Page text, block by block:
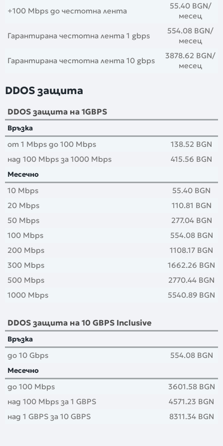
+100 Mbps до честотна лента
55.40 BGN/
месец
Гарантирана честотна лента 1 gbps
554.08 BGN/
месец
Гарантирана честотна лента 10 gbps
3878.62 BGN/
месец
DDOS защита
DDOS защита на 1GBPS
Връзка
от 1 Mbps до 100 Mbps
138.52 BGN
над 100 Mbps за 1000 Mbps
415.56 BGN
Месечно
10 Mbps
55.40 BGN
20 Mbps
110.81 BGN
50 Mbps
277.04 BGN
100 Mbps
554.08 BGN
200 Mbps
1108.17 BGN
300 Mbps
1662.26 BGN
500 Mbps
2770.44 BGN
1000 Mbps
5540.89 BGN
DDOS защита на 10 GBPS Inclusive
Връзка
до 10 Gbps 554.08 BGN
Месечно
до 100 Mbps
3601.58 BGN
над 100 Mbps за 1 GBPS
4571.23 BGN
над 1 GBPS за 10 GBPS
8311.34 BGN